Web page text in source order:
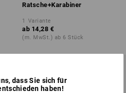
Ratsche+Karabiner
1 Variante
ab 14,28 €
(m. MwSt.) ab 6 Stück
dass Sie sich für
haben!